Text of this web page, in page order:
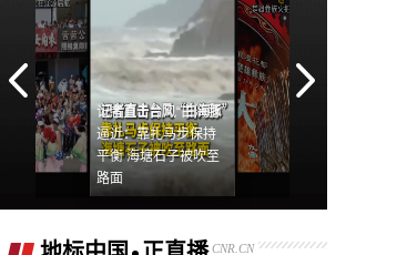
记者直击台风“白海豚”
逼近：靠扎马步保持
平衡 海塘石子被吹至
路面
CNR.CN